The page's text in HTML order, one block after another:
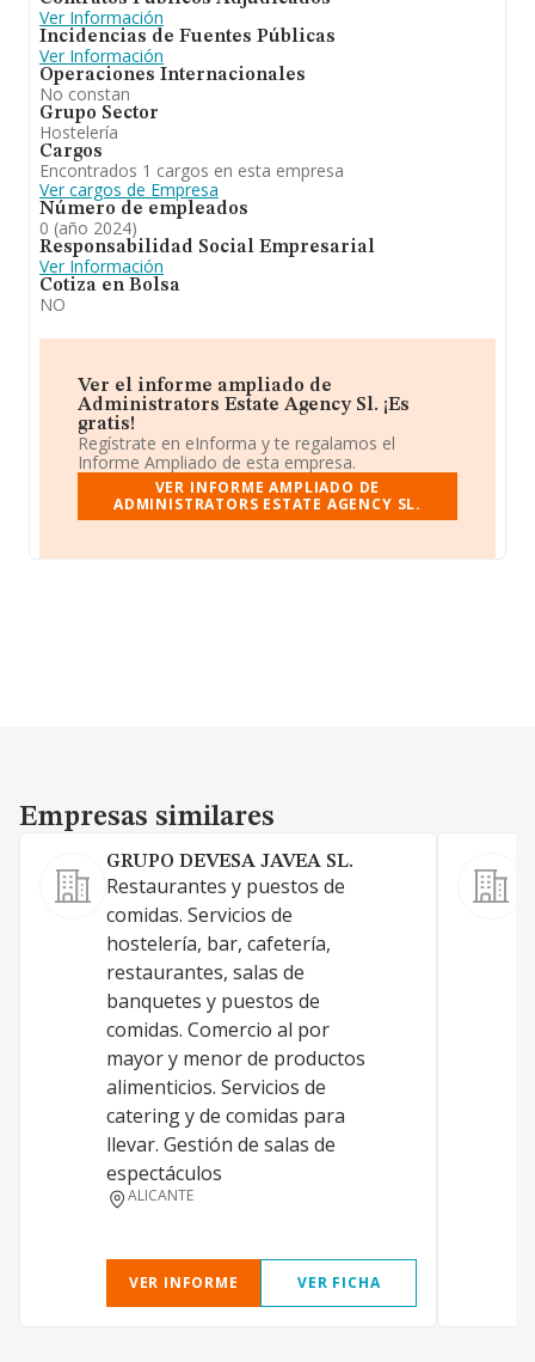
Ver Información
Incidencias de Fuentes Públicas
Ver Información
Operaciones Internacionales
No constan
Grupo Sector
Hostelería
Cargos
Encontrados 1 cargos en esta empresa
Ver cargos de Empresa
Número de empleados
0 (año 2024)
Responsabilidad Social Empresarial
Ver Información
Cotiza en Bolsa
NO
Ver el informe ampliado de
Administrators Estate Agency Sl. ¡Es
gratis!
Regístrate en eInforma y te regalamos el
Informe Ampliado de esta empresa.
VER INFORME AMPLIADO DE
ADMINISTRATORS ESTATE AGENCY SL.
Empresas similares
Empresas similares
GRUPO DEVESA JAVEA SL.
Restaurantes y puestos de
comidas. Servicios de
hostelería, bar, cafetería,
restaurantes, salas de
banquetes y puestos de
comidas. Comercio al por
mayor y menor de productos
alimenticios. Servicios de
catering y de comidas para
llevar. Gestión de salas de
espectáculos
ALICANTE
VER INFORME VER FICHA